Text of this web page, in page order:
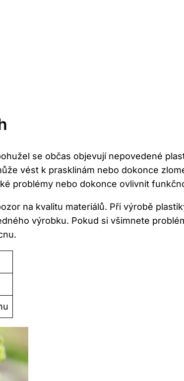
se občas objevují nepovedené
vést k prasklinám nebo dokonce
problémy nebo dokonce ovlivnit
na kvalitu materiálů. Při výrobě
výrobku. Pokud si všimnete